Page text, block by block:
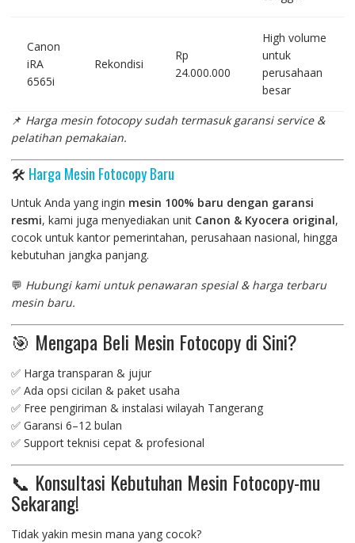
Canon
iRA
6565i
Rekondisi
Rp
24.000.000
High volume
untuk
perusahaan
besar
📌 Harga mesin fotocopy sudah termasuk garansi service &
pelatihan pemakaian.
🛠️ Harga Mesin Fotocopy Baru
Untuk Anda yang ingin mesin 100% baru dengan garansi
resmi, kami juga menyediakan unit Canon & Kyocera original,
cocok untuk kantor pemerintahan, perusahaan nasional, hingga
kebutuhan jangka panjang.
💬 Hubungi kami untuk penawaran spesial & harga terbaru
mesin baru.
🎯 Mengapa Beli Mesin Fotocopy di Sini?
✅ Harga transparan & jujur
✅ Ada opsi cicilan & paket usaha
✅ Free pengiriman & instalasi wilayah Tangerang
✅ Garansi 6–12 bulan
✅ Support teknisi cepat & profesional
📞 Konsultasi Kebutuhan Mesin Fotocopy-mu
Sekarang!
Tidak yakin mesin mana yang cocok?